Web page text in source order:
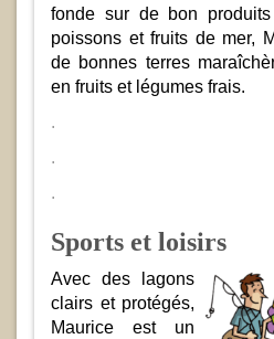
fonde sur de bon
poissons et fruits de mer,
de bonnes terres
en fruits et légumes frais.
.
.
.
Sports et loisirs
Avec des lagons
clairs et protégés,
Maurice est un